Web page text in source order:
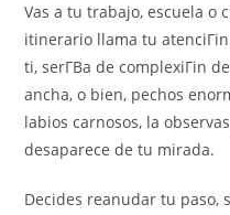
Vas a tu trabajo, escuela o
itinerario llama tu
ti, serГ­В­a de complexiГіn
ancha, o bien, pechos
labios carnosos, la
desaparece de tu mirada.
Decides reanudar tu paso,